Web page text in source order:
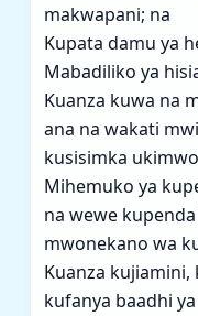
makwapani; na
Kupata damu ya
Mabadiliko ya
Kuanza kuwa na
ana na wakati
kusisimka
Mihemuko ya
na wewe
mwonekano wa
Kuanza
kufanya baadhi